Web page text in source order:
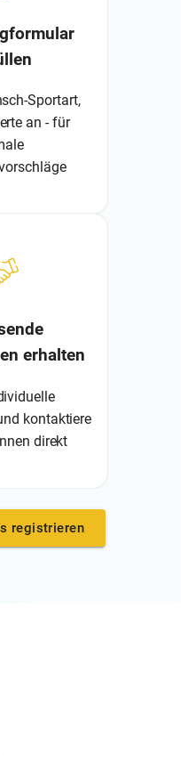
Sportart,
an - für
erhalten
kontaktiere
direkt
registrieren